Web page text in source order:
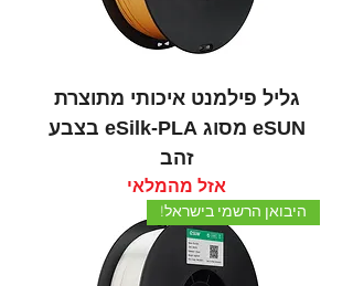
גליל פילמנט איכותי מתוצרת
eSUN מסוג eSilk-PLA בצבע
זהב
אזל מהמלאי
היבואן הרשמי בישראל!